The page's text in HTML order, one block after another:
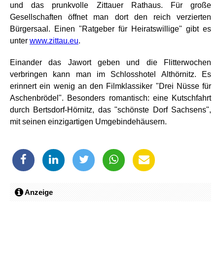
und das prunkvolle Zittauer Rathaus. Für große
Gesellschaften öffnet man dort den reich verzierten
Bürgersaal. Einen "Ratgeber für Heiratswillige" gibt es
unter www.zittau.eu.
Einander das Jawort geben und die Flitterwochen
verbringen kann man im Schlosshotel Althörnitz. Es
erinnert ein wenig an den Filmklassiker "Drei Nüsse für
Aschenbrödel". Besonders romantisch: eine Kutschfahrt
durch Bertsdorf-Hörnitz, das "schönste Dorf Sachsens",
mit seinen einzigartigen Umgebindehäusern.
Anzeige